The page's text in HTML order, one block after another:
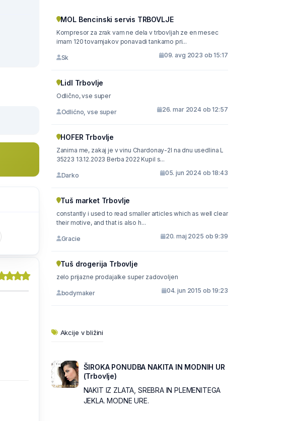
MOL Bencinski servis TRBOVLJE
Kompresor za zrak vam ne dela v trbovljah ze en mesec
imam 120 tovarnjakov ponavadi tankamo pri...
Sk 09. avg 2023 ob 15:17
Lidl Trbovlje
Odlično, vse super
Odlićno, vse super 26. mar 2024 ob 12:57
HOFER Trbovlje
Zanima me, zakaj je v vinu Chardonay-2l na dnu usedlina L
35223 13.12.2023 Berba 2022 Kupil s...
Darko 05. jun 2024 ob 18:43
Tuš market Trbovlje
constantly i used to read smaller articles which as well clear
their motive, and that is also h...
Gracie 20. maj 2025 ob 9:39
Tuš drogerija Trbovlje
zelo prijazne prodajalke super zadovoljen
bodymaker 04. jun 2015 ob 19:23
Akcije v bližini
ŠIROKA PONUDBA NAKITA IN MODNIH UR
(Trbovlje)
NAKIT IZ ZLATA, SREBRA IN PLEMENITEGA
JEKLA. MODNE URE.